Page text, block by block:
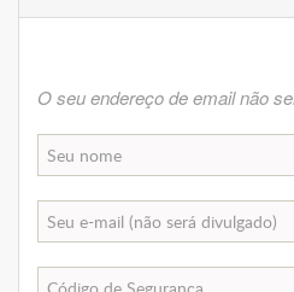
O seu endereço de email não